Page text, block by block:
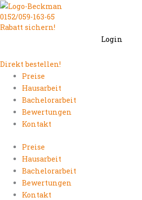
Zum
Inhalt
springen
0152/059-163-65
Rabatt sichern!
Login
Direkt bestellen!
Preise
Hausarbeit
Bachelorarbeit
Bewertungen
Kontakt
Preise
Hausarbeit
Bachelorarbeit
Bewertungen
Kontakt